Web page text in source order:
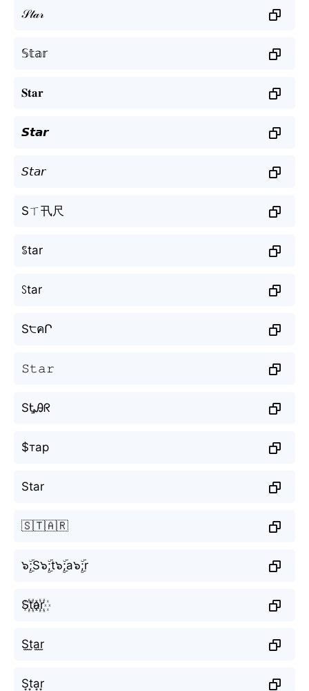
𝒮𝓉𝒶𝓇
𝕊𝕥𝕒𝕣
𝐒𝐭𝐚𝐫
𝙎𝙩𝙖𝙧
𝘚𝘵𝘢𝘳
Sㄒ卂尺
ꌚtar
ꇙtar
S੮คՐ
𝚂𝚝𝚊𝚛
SᎿᎯᖇ
$тар
Star
🇸🇹🇦🇷
๖ۣۜ;S๖ۣۜ;t๖ۣۜ;a๖ۣۜ;r
S꙰t꙰a꙰r꙰
S̫t̫a̫r̫
S͙t͙a͙r͙